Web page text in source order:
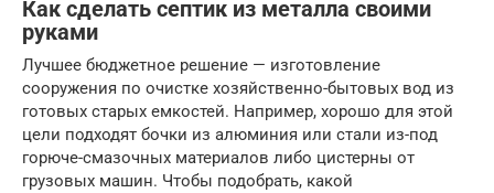
Как сделать септик из металла своими
руками
Лучшее бюджетное решение — изготовление
сооружения по очистке хозяйственно-бытовых вод из
готовых старых емкостей. Например, хорошо для этой
цели подходят бочки из алюминия или стали из-под
горюче-смазочных материалов либо цистерны от
грузовых машин. Чтобы подобрать, какой